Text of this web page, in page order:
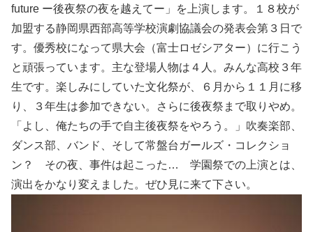
future ー後夜祭の夜を越えてー」を上演します。１８校が
加盟する静岡県西部高等学校演劇協議会の発表会第３日で
す。優秀校になって県大会（富士ロゼシアター）に行こう
と頑張っています。主な登場人物は４人。みんな高校３年
生です。楽しみにしていた文化祭が、６月から１１月に移
り、３年生は参加できない。さらに後夜祭まで取りやめ。
「よし、俺たちの手で自主後夜祭をやろう。」吹奏楽部、
ダンス部、バンド、そして常盤台ガールズ・コレクショ
ン？ その夜、事件は起こった… 学園祭での上演とは、
演出をかなり変えました。ぜひ見に来て下さい。